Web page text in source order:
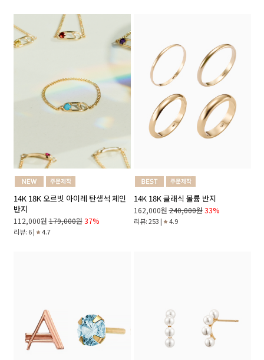
14K 18K 오르빗 아이레 탄생석 체인
반지
112,000원 179,000원 37%
리뷰: 6 | 4.7
14K 18K 클래식 볼륨 반지
162,000원 240,000원 33%
리뷰: 253 | 4.9